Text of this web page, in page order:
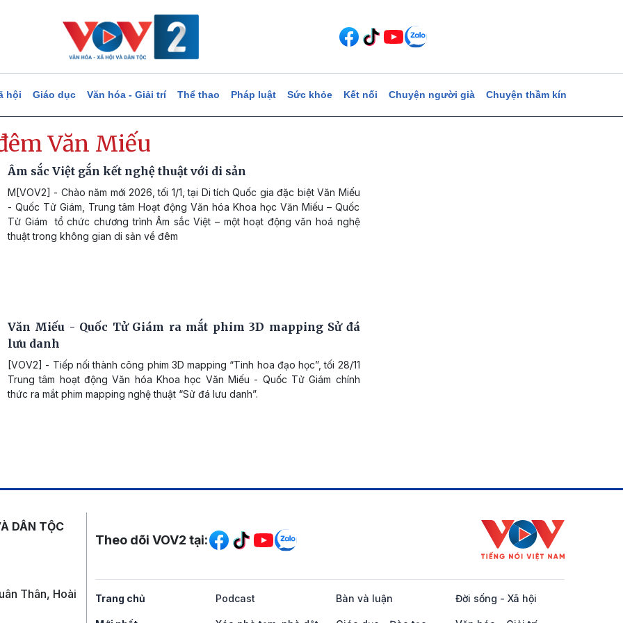
hội Giáo dục Văn hóa - Giải trí Thể thao Pháp luật Sức khỏe Kết nối Chuyện người già Chuyện thầm kín
Văn Miếu
Âm sắc Việt gắn kết nghệ thuật với di sản
M[VOV2] - Chào năm mới 2026, tối 1/1, tại Di tích Quốc gia đặc biệt Văn Miếu
- Quốc Tử Giám, Trung tâm Hoạt động Văn hóa Khoa học Văn Miếu – Quốc
Tử Giám tổ chức chương trình Âm sắc Việt – một hoạt động văn hoá nghệ
thuật trong không gian di sản về đêm
Văn Miếu - Quốc Tử Giám ra mắt phim 3D mapping Sử đá
lưu danh
[VOV2] - Tiếp nối thành công phim 3D mapping “Tinh hoa đạo học”, tối 28/11
Trung tâm hoạt động Văn hóa Khoa học Văn Miếu - Quốc Tử Giám chính
thức ra mắt phim mapping nghệ thuật “Sử đá lưu danh”.
DÂN TỘC
Thân, Hoài
Mạng xã hội
Theo dõi VOV2 tại:
Trang chủ Podcast Bàn và luận Đời sống - Xã hội